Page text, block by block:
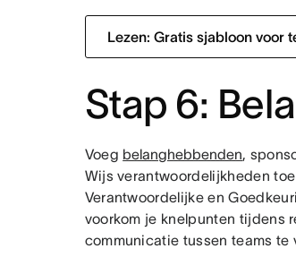
Lezen: Gratis sjabloon voor
Stap 6:
Voeg belanghebbenden,
Wijs verantwoordelijkheden
Verantwoordelijke en
voorkom je knelpunten tijdens
communicatie tussen teams te